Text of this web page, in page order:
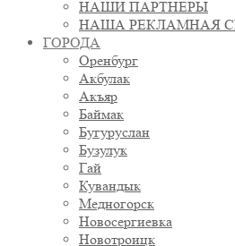
НАШИ ПАРТНЕРЫ
НАША РЕКЛАМНАЯ
ГОРОДА
Оренбург
Акбулак
Акъяр
Баймак
Бугуруслан
Бузулук
Гай
Кувандык
Медногорск
Новосергиевка
Новотроицк